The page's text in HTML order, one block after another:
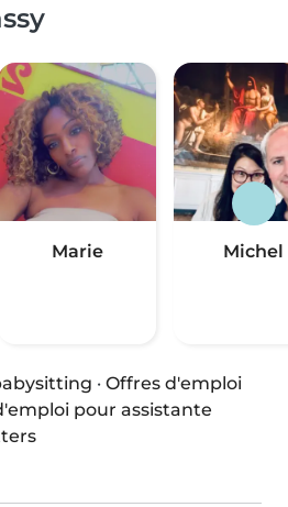
Marie Michel
· Offres d'emploi
pour assistante